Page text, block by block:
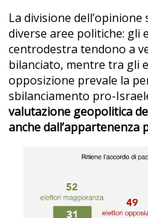
La divisione
diverse aree politiche: gli
centrodestra tendono a
bilanciato, mentre tra gli
opposizione prevale la
sbilanciamento pro-
valutazione geopolitica
anche dall’appartenenza